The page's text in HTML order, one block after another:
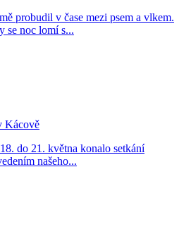
probudil v čase mezi psem a vlkem.
se noc lomí s...
Kácově
do 21. května konalo setkání
našeho...